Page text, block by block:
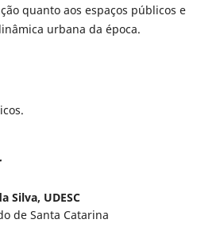
quanto aos espaços públicos e
urbana da época.
Silva, UDESC
de Santa Catarina